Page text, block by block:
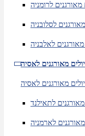
מאורגנים לרומניה
לסלובניה
מאורגנים לאלבניה
מאורגנים לאסיה
מאורגנים לאסיה
מאורגנים לתאילנד
לארמניה